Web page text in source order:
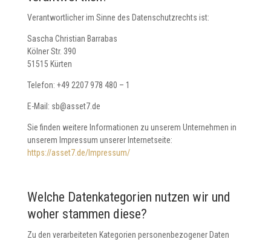
Verantwortlicher im Sinne des Datenschutzrechts ist:
Sascha Christian Barrabas
Kölner Str. 390
51515 Kürten
Telefon: +49 2207 978 480 – 1
E-Mail: sb@asset7.de
Sie finden weitere Informationen zu unserem Unternehmen in
unserem Impressum unserer Internetseite:
https://asset7.de/Impressum/
Welche Datenkategorien nutzen wir und
woher stammen diese?
Zu den verarbeiteten Kategorien personenbezogener Daten